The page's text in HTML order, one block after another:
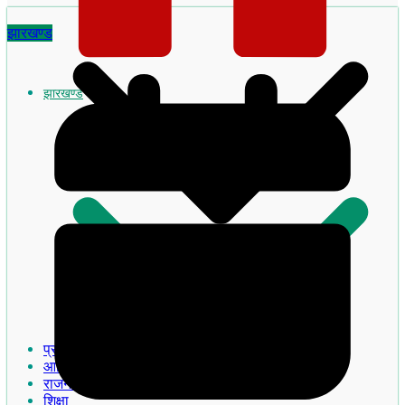
झारखण्ड
प्रमुख खबरे
आदिवासी
राजनीति
शिक्षा
झारखण्ड